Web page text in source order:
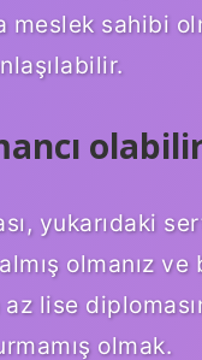
sahibi
yukarıdaki
olmanız
lise
olmak.